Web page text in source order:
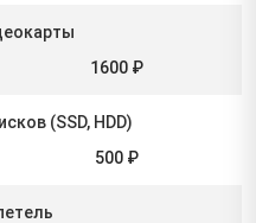
1600 ₽
(SSD, HDD)
500 ₽